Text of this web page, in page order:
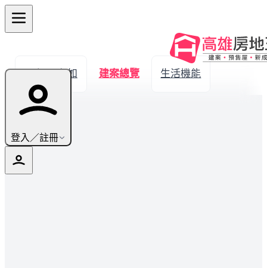
登入／註冊
← 返回九如 建案總覽 生活機能